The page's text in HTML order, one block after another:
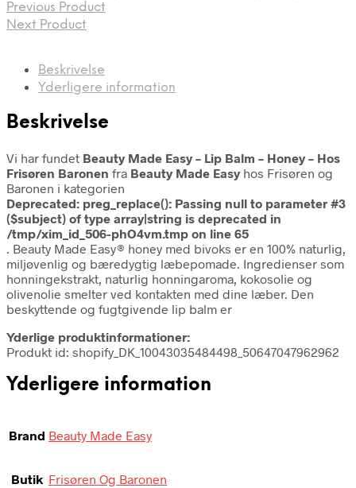
Previous Product
Next Product
Beskrivelse
Yderligere information
Beskrivelse
Vi har fundet Beauty Made Easy – Lip Balm – Honey – Hos
Frisøren Baronen fra Beauty Made Easyhos Frisøren og
Baronen i kategorien
Deprecated: preg_replace(): Passing null to parameter #3
($subject) of type array|string is deprecated in
/tmp/xim_id_506-phO4vm.tmp on line 65
. Beauty Made Easy® honey med bivoks er en 100% naturlig,
miljøvenlig og bæredygtig læbepomade. Ingredienser som
honningekstrakt, naturlig honningaroma, kokosolie og
olivenolie smelter ved kontakten med dine læber. Den
beskyttende og fugtgivende lip balm er
Yderlige produktinformationer:
Produkt id: shopify_DK_10043035484498_50647047962962
Yderligere information
Brand Beauty Made Easy
Butik Frisøren Og Baronen